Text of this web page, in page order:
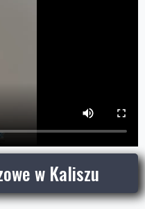
w Kaliszu